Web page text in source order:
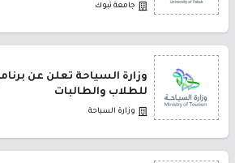
جامعة تبوك
وزارة السياحة تعلن عن
للطلاب والطالبات
وزارة السياحة